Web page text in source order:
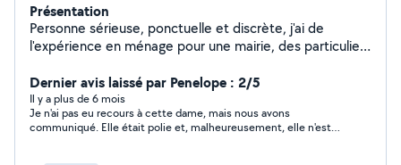
Présentation
Personne sérieuse, ponctuelle et discrète, j'ai de
l'expérience en ménage pour une mairie, des particuliers
nettoyage des sanitaires, le récurage, le dépoussierage,
le cirage des meubles, le balayage et la confection des
lits. Je maîtrise les techniques de nettoyage et utilisent
un matériel adapté : aspirateur laveur, balai-brosse,
Dernier avis laissé par Penelope : 2/5
Il y a plus de 6 mois
Je n'ai pas eu recours à cette dame, mais nous avons
communiqué. Elle était polie et, malheureusement, elle n'est